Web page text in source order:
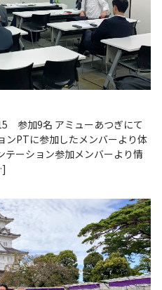
参加9名 アミューあつぎにて
ンPTに参加したメンバーより体
テーション参加メンバーより情